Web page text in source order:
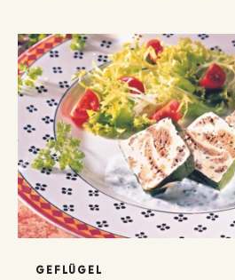
GEFLÜGEL